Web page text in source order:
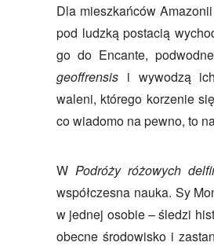
Dla mieszkańców
pod ludzką postacią
go do Encante,
geoffrensis i wywodzą
waleni, którego korzenie
co wiadomo na pewno, to
W Podróży różowych
współczesna nauka. Sy
w jednej osobie – śledzi
obecne środowisko i